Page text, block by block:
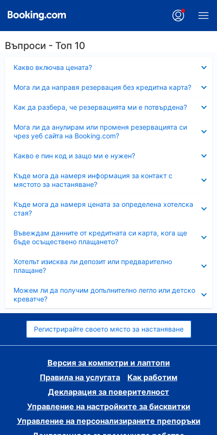
Въпроси - Топ 10
Какво включва цената?
Мога ли да направя резервация без кредитна карта?
Как да разбера, че резервацията ми е потвърдена?
Мога ли да анулирам или променя резервацията си
чрез уеб сайта на Booking.com?
Какво е пин код и защо ми е нужен?
Къде мога да намеря информация за контакт с
мястото за настаняване?
Къде мога да намеря цената за определена хотелска
стая?
Въвеждам данните от кредитната си карта, кога ще
бъде осъществено плащането?
Хотелът изисква ли депозит или предварително
плащане?
Можем ли да получим допълнително легло или детско
креватче?
Регистрирайте своето място за настаняване
Версия за компютри и лаптопи
Правила на услугата
Как работим
Декларация за поверителност
Управление на настройките за бисквитки
Управление на персонализираните препоръки